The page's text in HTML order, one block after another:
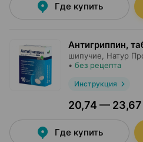
Где купить
Антигриппин,
шипучие, Натур
• без рецепта
Инструкция
20,74 — 23,67
Где купить